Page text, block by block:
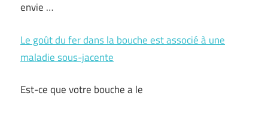
envie …
Le goût du fer dans la bouche est associé à une
maladie sous-jacente
Est-ce que votre bouche a le